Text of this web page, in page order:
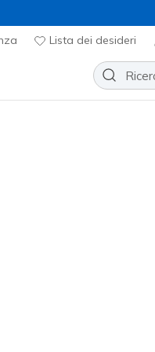
Lista dei desideri